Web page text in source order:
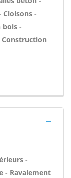
-
bois -
Construction
-
- Ravalement